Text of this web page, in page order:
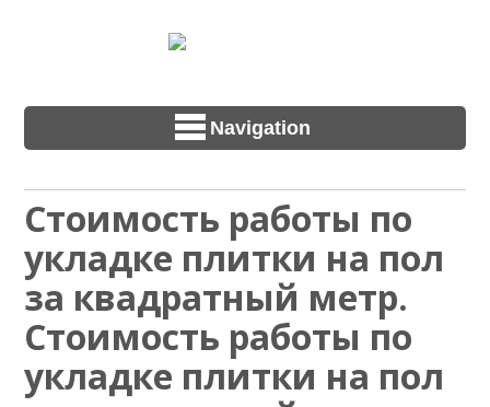
Navigation
Стоимость работы по
укладке плитки на пол
за квадратный метр.
Стоимость работы по
укладке плитки на пол